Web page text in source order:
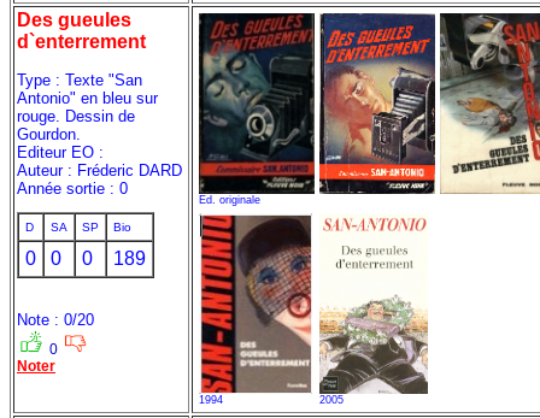
Des gueules
d`enterrement
Type : Texte "San
Antonio" en bleu sur
rouge. Dessin de
Gourdon.
Editeur EO :
Auteur : Fréderic DARD
Année sortie : 0
D SA SP Bio
0 0 0 189
Note : 0/20
0
Noter
Ed. originale
1994 2005